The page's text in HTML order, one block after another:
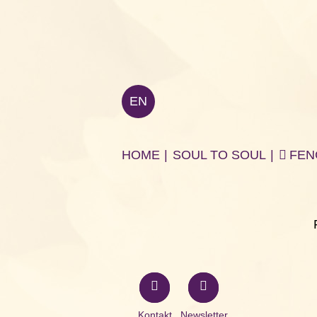
HOME SOUL TO SOUL
EN
Kontakt Newsletter